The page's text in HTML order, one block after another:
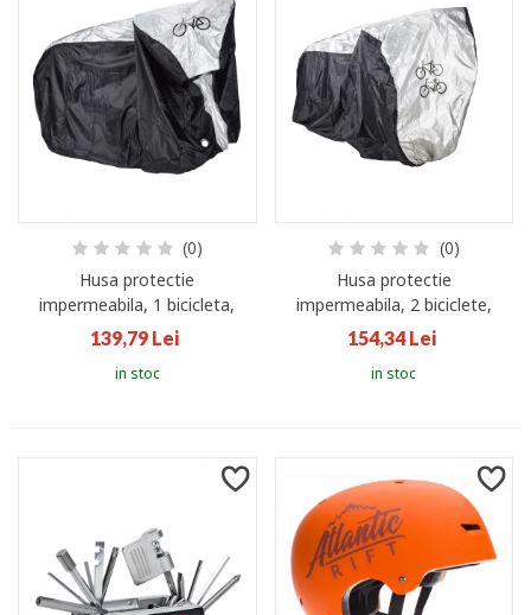
(0)
Husa protectie
impermeabila, 1 bicicleta,
Negru/Argintiu
139,79 Lei
in stoc
(0)
Husa protectie
impermeabila, 2 biciclete,
Negru/Argintiu
154,34 Lei
in stoc